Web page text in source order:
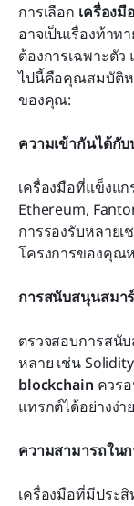
การเลือก เครื่อง
อาจเป็นเรื่องท้าท
ต้องการเฉพาะตั
ไปนี้คือคุณสมบัติห
ของคุณ:
ความเข้ากันได้กั
เครื่องมือที่แข็งแ
Ethereum,
การรองรับหลาย
โครงการของคุณ
การสนับสนุนสมา
ตรวจสอบการสนั
หลาย เช่น
blockchain ควร
แทรกต์ได้อย่างง่า
ความสามารถใน
เครื่องมือที่มีประ